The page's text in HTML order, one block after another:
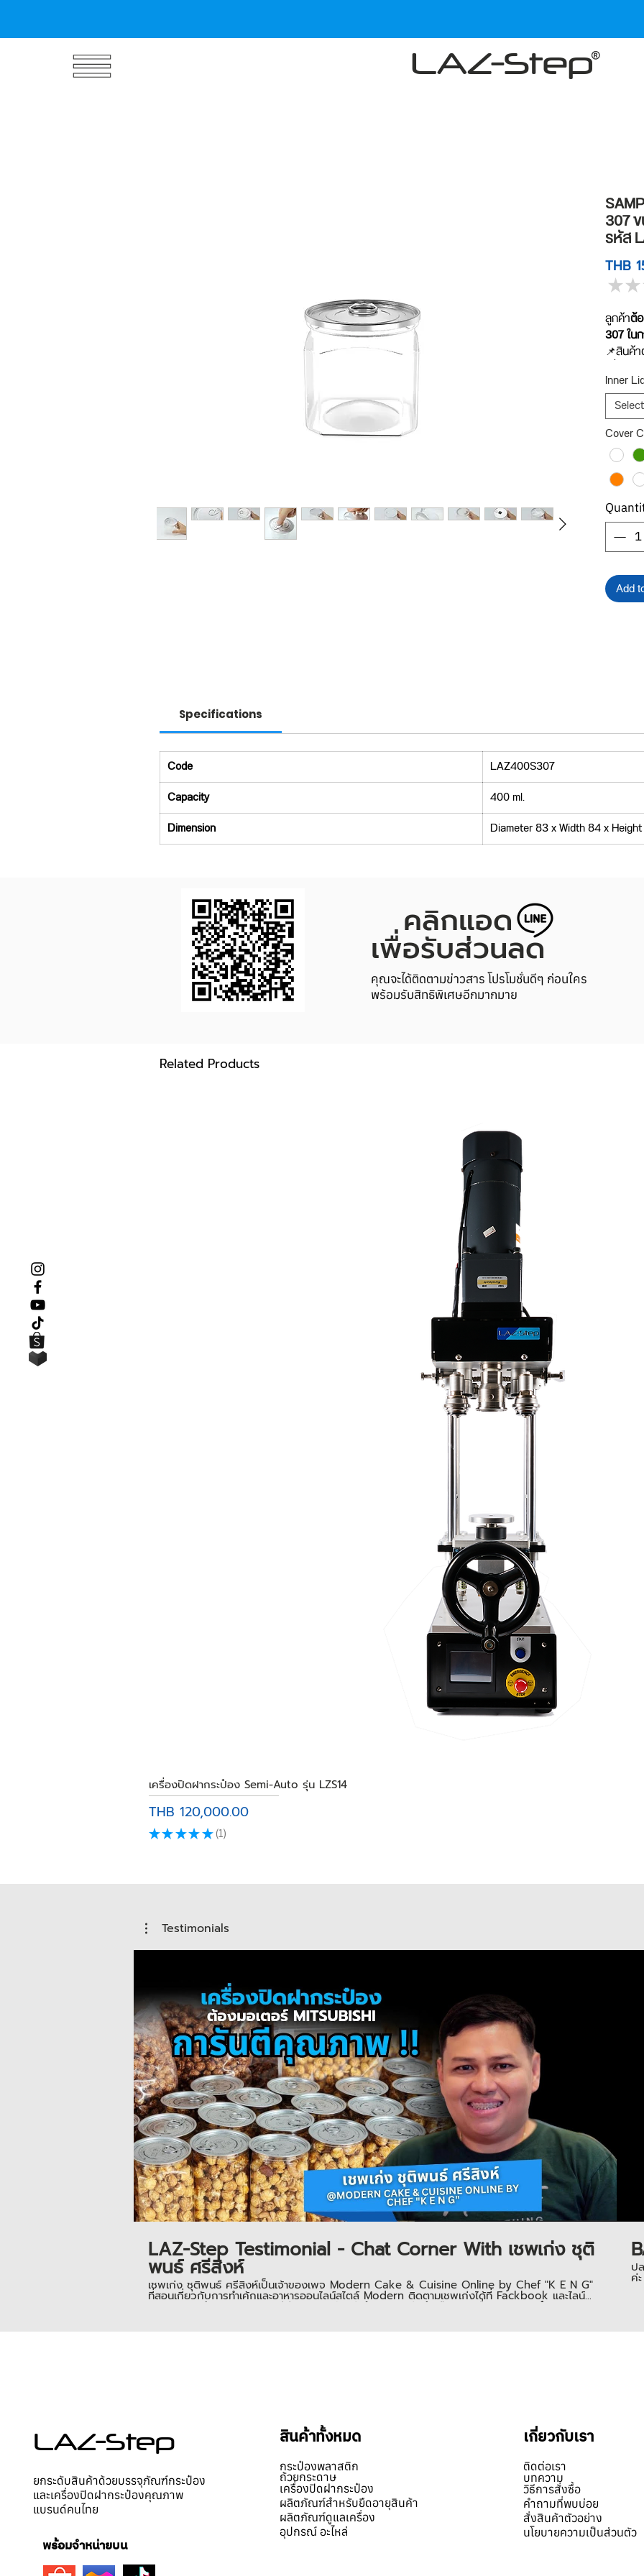
LAZ-Step
307
รหัส
THB
★ ★
ลูกค้าต้
307 ใน
📌สินค้
เพื่อข
แบ่งออ
รายละ
กระป๋อง
ครอบพ
***เพื่
รายละ
และเลือ
Inner
Select
Cover
Add
Specifications
Code
LAZ400S307
Capacity
400 ml.
Dimension
Diameter 83 x Width 84 x
คลิกแอด
เพื่อรับส่วนลด
คุณจะได้ติดตามข่าวสาร โปรโมชั่นดีๆ ก่อนใคร
พร้อมรับสิทธิพิเศษอีกมากมาย
Testimonials
Play Video
LAZ-Step Testimonial - Chat Corner With เชพเก่ง ชุติ
พนธ์ ศรีสิงห์
เชพเก่ง ชุติพนธ์ ศรีสิงห์เป็นเจ้าของเพจ Modern Cake & Cuisine Online by Chef "K E N G"
ที่สอนเกี่ยวกับการทำเค้กและอาหารออนไลน์สไตล์ Modern ติดตามเชพเก่งได้ที่ Fackbook และไลน์
@marinycake เลยนะคะ กดวีดีโอเข้าไปดูกัน ว่าทำไม เชพเก่งถึงเลือกให้เครื่องปิดฝากระป๋องของลาซส
ป
ค่
Related Products
เครื่องปิดฝากระป๋อง Semi-Auto รุ่น LZS14
Price
THB 120,000.00
★ ★ ★ ★ ★ 1
1
LAZ-Step
ยกระดับสินค้าด้วยบรรจุภัณฑ์กระป๋อง
และเครื่องปิดฝากระป๋องคุณภาพ
แบรนด์คนไทย
พร้อมจำหน่ายบน
สินค้าทั้งหมด
กระป๋องพลาสติก
ถ้วยกระดาษ
เครื่องปิดฝากระป๋อง
ผลิตภัณฑ์สำหรับยืดอายุสินค้า
ผลิตภัณฑ์ดูแลเครื่อง
อุปกรณ์ อะไหล่
เกี่ยวกับเรา
วิธีการสั่งซื้อ
ติดต่อเรา
บทความ
คำถามที่พบบ่อย
สั่งสินค้าตัวอย่าง
นโยบายความเป็นส่วนตัว